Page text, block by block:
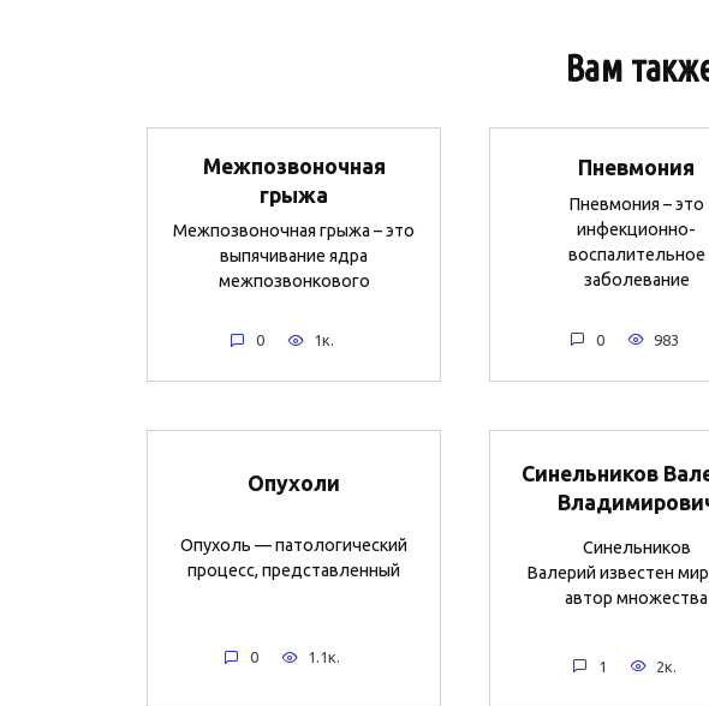
Вам
Межпозвоночная
грыжа
Межпозвоночная грыжа – это
выпячивание ядра
межпозвонкового
0 1к.
Пневмония
Пневмония – это
инфекционно-
воспалительное
заболевание
0 983
Опухоли
Опухоль — патологический
процесс, представленный
0 1.1к.
Синельников
Синельников
Валерий известен
автор множества
1 2к.